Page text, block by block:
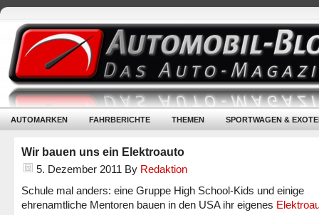
AUTOMARKEN FAHRBERICHTE THEMEN SPORTWAGEN &
Wir bauen uns ein Elektroauto
5. Dezember 2011 By Redaktion
Schule mal anders: eine Gruppe High School-Kids und einige
ehrenamtliche Mentoren bauen in den USA ihr eigenes